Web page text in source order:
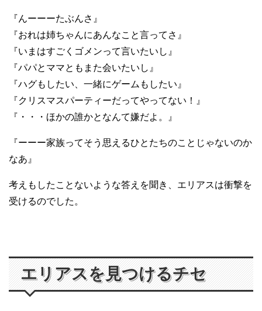
『んーーーたぶんさ』
『おれは姉ちゃんにあんなこと言ってさ』
『いまはすごくゴメンって言いたいし』
『パパとママともまた会いたいし』
『ハグもしたい、一緒にゲームもしたい』
『クリスマスパーティーだってやってない！』
『・・・ほかの誰かとなんて嫌だよ。』
『ーーー家族ってそう思えるひとたちのことじゃないのか
なあ』
考えもしたことないような答えを聞き、エリアスは衝撃を
受けるのでした。
エリアスを見つけるチセ